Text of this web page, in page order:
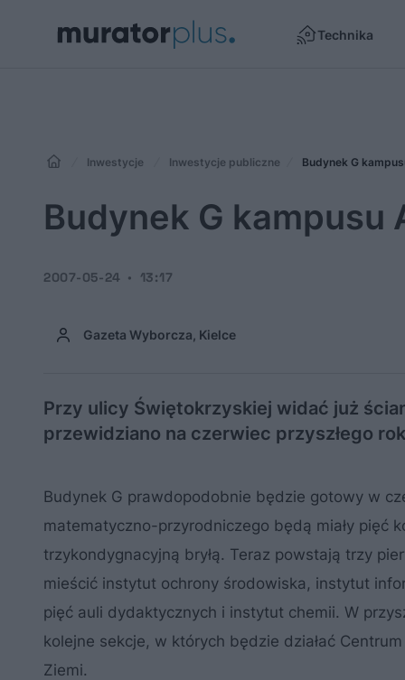
Technika
Inwestycje Inwestycje publiczne Budynek G
Budynek G
Gazeta Wyborcza, Kielce
2007-05-24 13:17
Przy ulicy Świętokrzyskiej widać już
przewidziano na czerwiec przyszłego
Budynek G prawdopodobnie będzie gotowy w
matematyczno-przyrodniczego będą miały
trzykondygnacyjną bryłą. Teraz powstają trzy
mieścić instytut ochrony środowiska, instytut
pięć auli dydaktycznych i instytut chemii. W
kolejne sekcje, w których będzie działać
Ziemi.